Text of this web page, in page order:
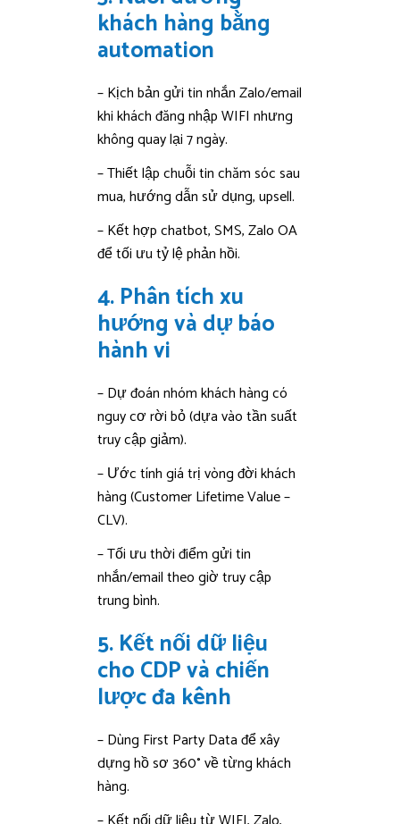
khách hàng bằng
automation
– Kịch bản gửi tin nhắn Zalo/email
khi khách đăng nhập WIFI nhưng
không quay lại 7 ngày.
– Thiết lập chuỗi tin chăm sóc sau
mua, hướng dẫn sử dụng, upsell.
– Kết hợp chatbot, SMS, Zalo OA
để tối ưu tỷ lệ phản hồi.
4. Phân tích xu
hướng và dự báo
hành vi
– Dự đoán nhóm khách hàng có
nguy cơ rời bỏ (dựa vào tần suất
truy cập giảm).
– Ước tính giá trị vòng đời khách
hàng (Customer Lifetime Value –
CLV).
– Tối ưu thời điểm gửi tin
nhắn/email theo giờ truy cập
trung bình.
5. Kết nối dữ liệu
cho CDP và chiến
lược đa kênh
– Dùng First Party Data để xây
dựng hồ sơ 360° về từng khách
hàng.